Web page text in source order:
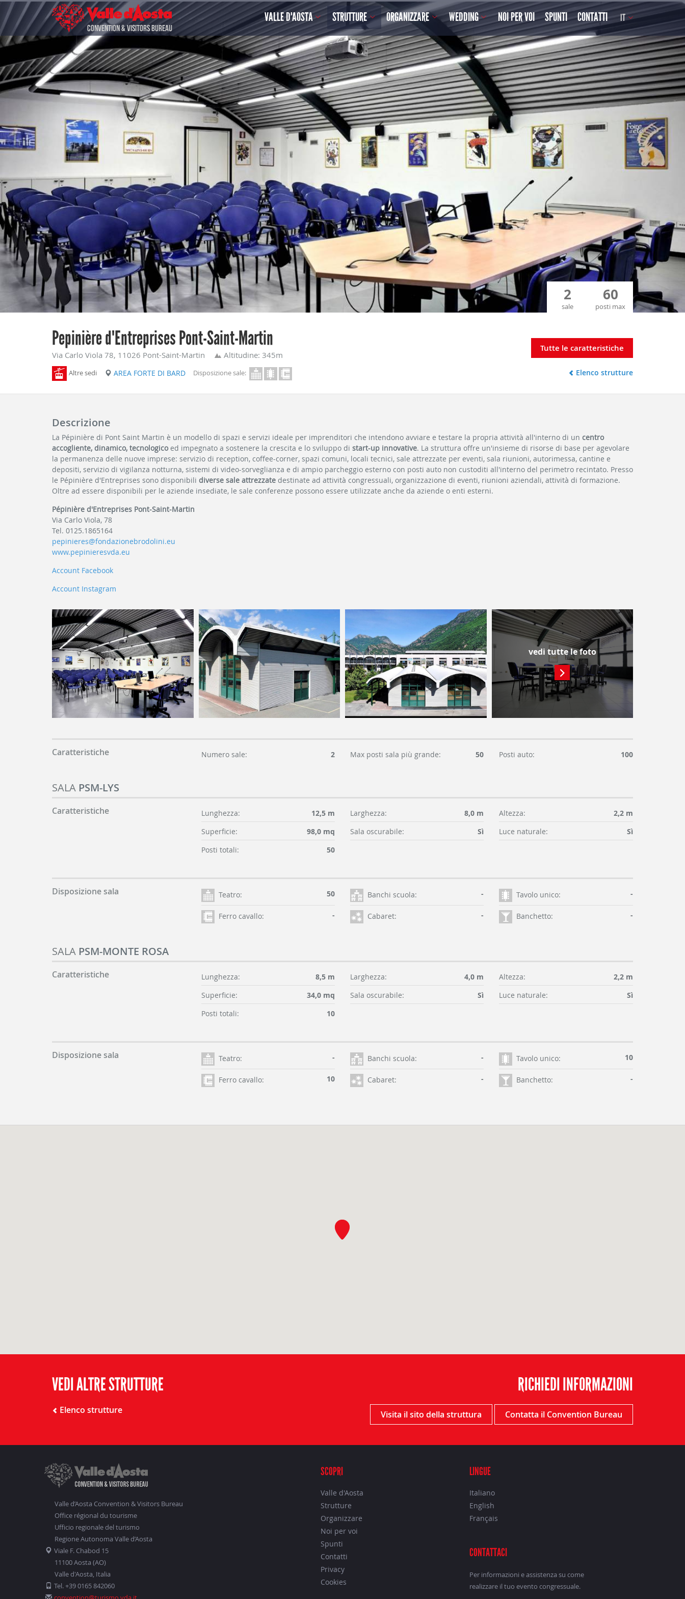
VALLE D'AOSTA STRUTTURE ORGANIZZARE WEDDING NOI PER VOI SPUNTI CONTATTI IT
60
posti max
2
sale
Pepinière d'Entreprises Pont-Saint-Martin
Via Carlo Viola 78, 11026 Pont-Saint-Martin Altitudine: 345m
Altre sedi AREA FORTE DI BARD Disposizione sale:
Tutte le caratteristiche
Elenco strutture
Descrizione
La Pépinière di Pont Saint Martin è un modello di spazi e servizi ideale per imprenditori che intendono avviare e testare la propria attività all'interno di un centro
accogliente, dinamico, tecnologicoed impegnato a sostenere la crescita e lo sviluppo di start-up innovative. La struttura offre un'insieme di risorse di base per agevolare
la permanenza delle nuove imprese: servizio di reception, coffee-corner, spazi comuni, locali tecnici, sale attrezzate per eventi, sala riunioni, autorimessa, cantine e
depositi, servizio di vigilanza notturna, sistemi di video-sorveglianza e di ampio parcheggio esterno con posti auto non custoditi all'interno del perimetro recintato. Presso
le Pépinière d'Entreprises sono disponibili diverse sale attrezzate destinate ad attività congressuali, organizzazione di eventi, riunioni aziendali, attività di formazione.
Oltre ad essere disponibili per le aziende insediate, le sale conferenze possono essere utilizzate anche da aziende o enti esterni.
Pépinière d'Entreprises Pont-Saint-Martin
Via Carlo Viola, 78
Tel. 0125.1865164
pepinieres@fondazionebrodolini.eu
www.pepinieresvda.eu
Account Facebook
Account Instagram
vedi tutte le foto
Caratteristiche Numero sale: 2 Max posti sala più grande: 50 Posti auto: 100
SALA PSM-LYS
Caratteristiche Lunghezza: 12,5 m Larghezza: 8,0 m Altezza:
2,2 m
Superficie:
98,0 mq Sala oscurabile: Sì Luce naturale:
Sì
Posti totali:
50
Disposizione sala Teatro: 50 Banchi scuola: - Tavolo unico: -
Ferro cavallo: - Cabaret: - Banchetto: -
SALA PSM-MONTE ROSA
Caratteristiche Lunghezza: 8,5 m Larghezza: 4,0 m Altezza:
2,2 m
Superficie:
34,0 mq Sala oscurabile: Sì Luce naturale:
Sì
Posti totali:
10
Disposizione sala Teatro: - Banchi scuola: - Tavolo unico: 10
Ferro cavallo: 10 Cabaret: - Banchetto: -
VEDI ALTRE STRUTTURE
Elenco strutture
RICHIEDI INFORMAZIONI
Visita il sito della struttura Contatta il Convention Bureau
Valle d’Aosta Convention & Visitors Bureau
Office régional du tourisme
Ufficio regionale del turismo
Regione Autonoma Valle d’Aosta
Viale F. Chabod 15
11100 Aosta (AO)
Valle d'Aosta, Italia
Tel. +39 0165 842060
SCOPRI
Valle d'Aosta
Strutture
Organizzare
Noi per voi
Spunti
Contatti
Privacy
Cookies
LINGUE
Italiano
English
Français
CONTATTACI
Per informazioni e assistenza su come
realizzare il tuo evento congressuale.